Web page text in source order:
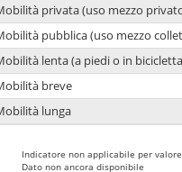
privata (uso mezzo
pubblica (uso mezzo
lenta (a piedi o in
breve
lunga
Indicatore non applicabile per
Dato non ancora disponibile